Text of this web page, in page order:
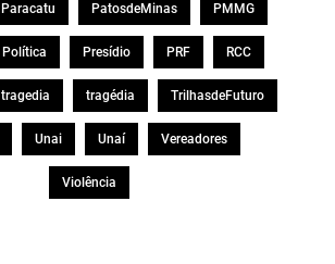
Paracatu PatosdeMinas PMMG
Política Presídio PRF RCC
tragedia tragédia TrilhasdeFuturo
Unai Unaí Vereadores
Violência